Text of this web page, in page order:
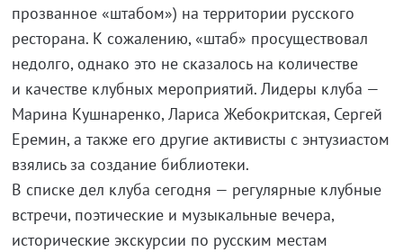
прозванное «штабом») на территории русского
ресторана. К сожалению, «штаб» просуществовал
недолго, однако это не сказалось на количестве
и качестве клубных мероприятий. Лидеры клуба —
Марина Кушнаренко, Лариса Жебокритская, Сергей
Еремин, а также его другие активисты с энтузиастом
взялись за создание библиотеки.
В списке дел клуба сегодня — регулярные клубные
встречи, поэтические и музыкальные вечера,
исторические экскурсии по русским местам